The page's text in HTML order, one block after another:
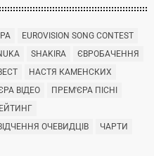
EUROVISION SONG CONTEST
SHAKIRA
ЄВРОБАЧЕННЯ
НАСТЯ КАМЕНСКИХ
ВІДЕО
ПРЕМ'ЄРА ПІСНІ
ОЧЕВИДЦІВ
ЧАРТИ